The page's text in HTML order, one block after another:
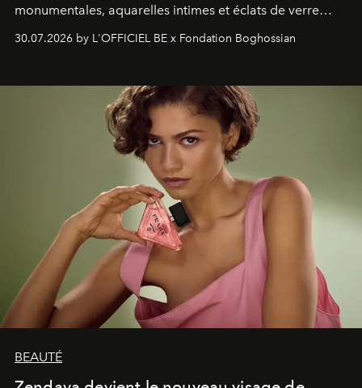
monumentales, aquarelles intimes et éclats de verre
soufflé, l’artiste français compose un itinéraire
émotionnel où chaque œuvre devient le souvenir
émerveillement.
30.07.2026 by L'OFFICIEL BE x Fondation Boghossian
BEAUTÉ